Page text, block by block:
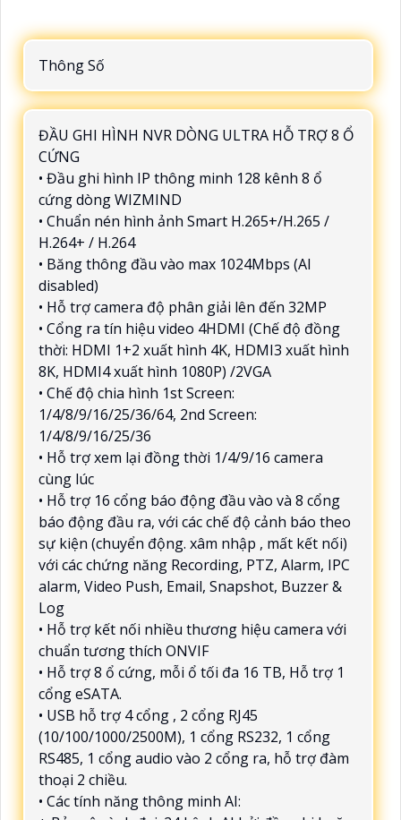
Thông Số
ĐẦU GHI HÌNH NVR DÒNG ULTRA HỖ TRỢ 8 Ổ
CỨNG
• Đầu ghi hình IP thông minh 128 kênh 8 ổ
cứng dòng WIZMIND
• Chuẩn nén hình ảnh Smart H.265+/H.265 /
H.264+ / H.264
• Băng thông đầu vào max 1024Mbps (AI
disabled)
• Hỗ trợ camera độ phân giải lên đến 32MP
• Cổng ra tín hiệu video 4HDMI (Chế độ đồng
thời: HDMI 1+2 xuất hình 4K, HDMI3 xuất hình
8K, HDMI4 xuất hình 1080P) /2VGA
• Chế độ chia hình 1st Screen:
1/4/8/9/16/25/36/64, 2nd Screen:
1/4/8/9/16/25/36
• Hỗ trợ xem lại đồng thời 1/4/9/16 camera
cùng lúc
• Hỗ trợ 16 cổng báo động đầu vào và 8 cổng
báo động đầu ra, với các chế độ cảnh báo theo
sự kiện (chuyển động. xâm nhập , mất kết nối)
với các chứng năng Recording, PTZ, Alarm, IPC
alarm, Video Push, Email, Snapshot, Buzzer &
Log
• Hỗ trợ kết nối nhiều thương hiệu camera với
chuẩn tương thích ONVIF
• Hỗ trợ 8 ổ cứng, mỗi ổ tối đa 16 TB, Hỗ trợ 1
cổng eSATA.
• USB hỗ trợ 4 cổng , 2 cổng RJ45
(10/100/1000/2500M), 1 cổng RS232, 1 cổng
RS485, 1 cổng audio vào 2 cổng ra, hỗ trợ đàm
thoại 2 chiều.
• Các tính năng thông minh AI: